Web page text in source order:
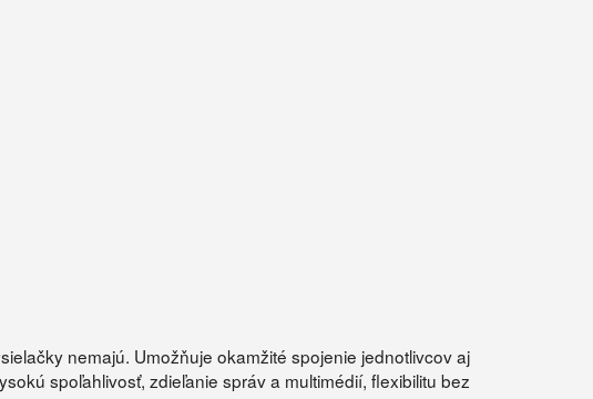
nemajú. Umožňuje okamžité spojenie jednotlivcov aj
spoľahlivosť, zdieľanie správ a multimédií, flexibilitu bez